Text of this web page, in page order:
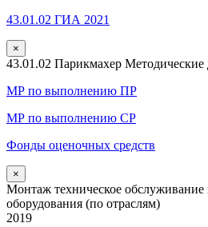
43.01.02 ГИА 2021
×
43.01.02 Парикмахер
МР по выполнению ПР
МР по выполнению СР
Фонды оценочных средств
×
Монтаж техническое
оборудования (по отраслям)
2019